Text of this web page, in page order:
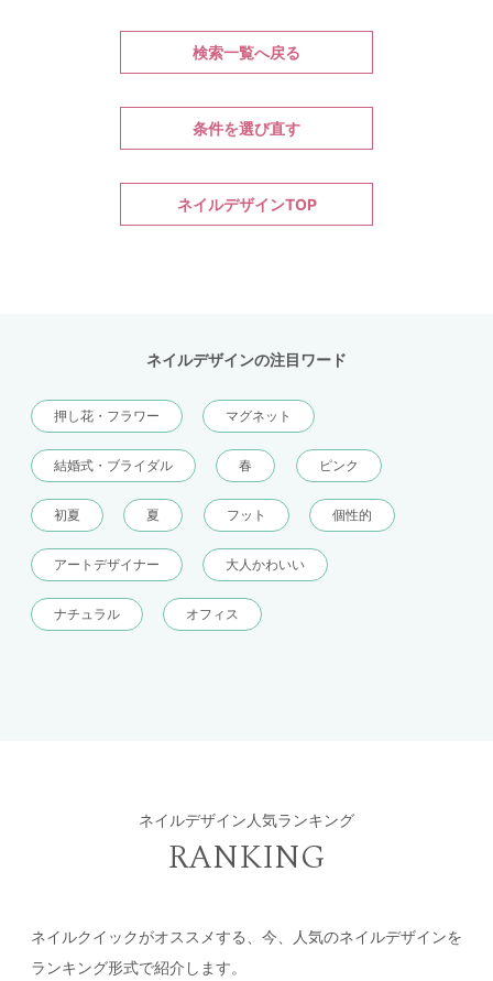
検索一覧へ戻る
条件を選び直す
ネイルデザインTOP
ネイルデザインの注目ワード
押し花・フラワー マグネット
結婚式・ブライダル 春 ピンク
初夏 夏 フット 個性的
アートデザイナー 大人かわいい
ナチュラル オフィス
ネイルデザイン人気ランキング
RANKING
ネイルクイックがオススメする、今、人気のネイルデザインを
ランキング形式で紹介します。